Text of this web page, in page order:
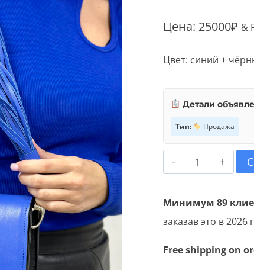
Цена: 25000₽ &
Цвет: синий +
Детали
Тип: Продажа
Количество
товара
Минимум 89
заказав это в 2026
Free shipping on